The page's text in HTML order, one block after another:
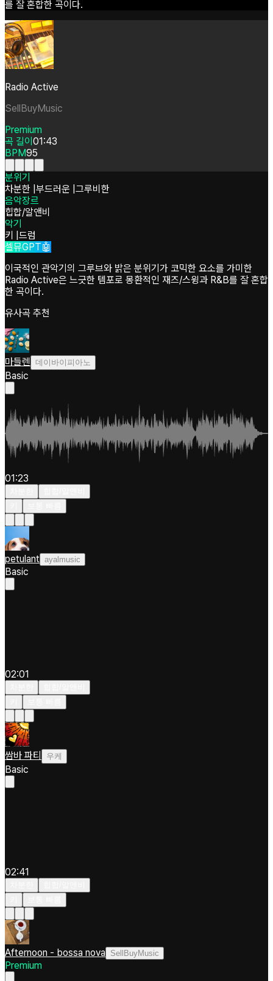
를 잘 혼합한 곡이다.
Radio Active
SellBuyMusic
Premium
곡 길이 01:43
BPM95
분위기
차분한 부드러운 그루비한
음악장르
힙합/알앤비
악기
키 드럼
셀뮤GPT🤖
이국적인 관악기의 그루브와 밝은 분위기가 코믹한 요소를 가미한
Radio Active은 느긋한 템포로 몽환적인 재즈/스윙과 R&B를 잘 혼합
한 곡이다.
유사곡 추천
마들렌 데이바이피아노
Basic
01:23
petulant ayalmusic
Basic
02:01
쌈바 파티 우케
Basic
02:41
Afternoon - bossa nova SellBuyMusic
Premium